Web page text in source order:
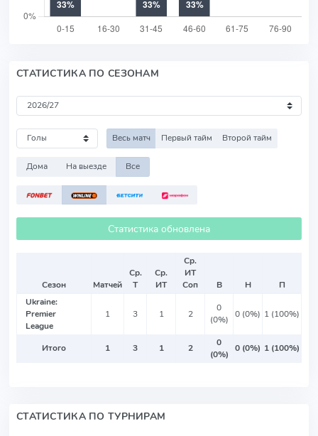
СТАТИСТИКА ПО СЕЗОНАМ
Весь матч Первый тайм Второй тайм
Дома На выезде Все
Статистика обновлена
Сезон Матчей
Ср.
Т
Ср.
ИТ
Ср.
ИТ
Соп
В Н
П
Ukraine:
Premier
League
1 3 1 2
0
(0%)
0 (0%) 1 (100%)
Итого 1 3 1 2
0
(0%)
0 (0%) 1 (100%)
СТАТИСТИКА ПО ТУРНИРАМ